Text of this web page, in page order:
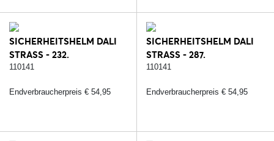
SICHERHEITSHELM DALI
STRASS - 232.
SCHWARZ/SILBER
110141
Endverbraucherpreis € 54,95
SICHERHEITSHELM DALI
STRASS - 287.
SCHWARZ/ROSE
110141
Endverbraucherpreis € 54,95